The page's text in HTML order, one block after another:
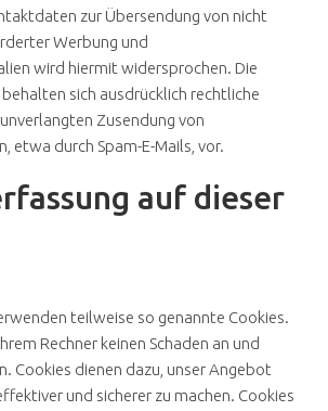
zur Übersendung von nicht
Werbung und
wird hiermit widersprochen. Die
sich ausdrücklich rechtliche
Zusendung von
etwa durch Spam-E-Mails, vor.
auf dieser
teilweise so genannte Cookies.
Rechner keinen Schaden an und
Cookies dienen dazu, unser Angebot
und sicherer zu machen. Cookies